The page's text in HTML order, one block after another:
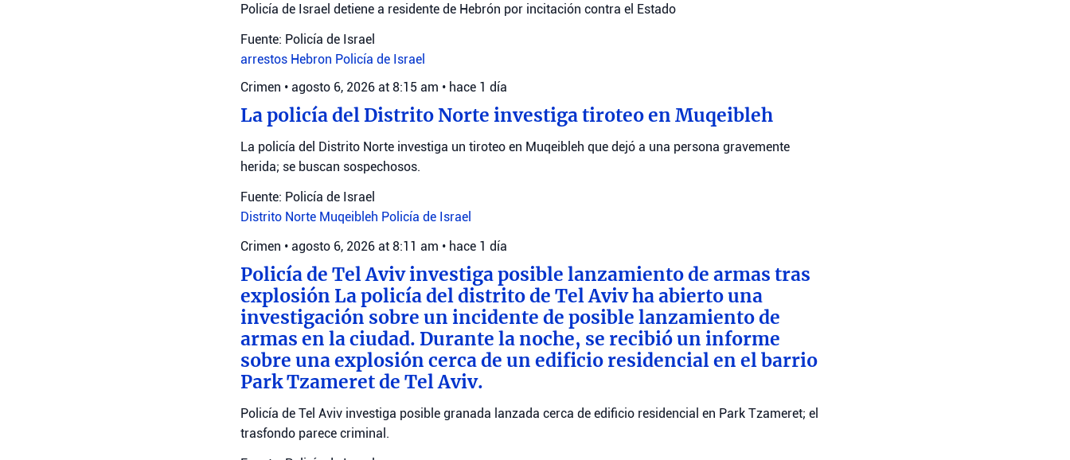
Policía de Israel detiene a residente de Hebrón por incitación contra el Estado
Fuente: Policía de Israel
arrestos Hebron Policía de Israel
Crimen • agosto 6, 2026 at 8:15 am • hace 1 día
La policía del Distrito Norte investiga tiroteo en Muqeibleh
La policía del Distrito Norte investiga un tiroteo en Muqeibleh que dejó a una persona gravemente
herida; se buscan sospechosos.
Fuente: Policía de Israel
Distrito Norte Muqeibleh Policía de Israel
Crimen • agosto 6, 2026 at 8:11 am • hace 1 día
Policía de Tel Aviv investiga posible lanzamiento de armas tras
explosión La policía del distrito de Tel Aviv ha abierto una
investigación sobre un incidente de posible lanzamiento de
armas en la ciudad. Durante la noche, se recibió un informe
sobre una explosión cerca de un edificio residencial en el barrio
Park Tzameret de Tel Aviv.
Policía de Tel Aviv investiga posible granada lanzada cerca de edificio residencial en Park Tzameret; el
trasfondo parece criminal.